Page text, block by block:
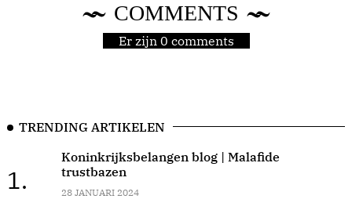
COMMENTS
Er zijn 0 comments
TRENDING ARTIKELEN
1.
Koninkrijksbelangen blog | Malafide
trustbazen
28 JANUARI 2024